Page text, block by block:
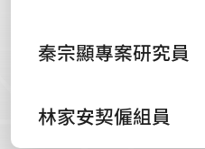
秦宗顯專案研究員
林家安契僱組員